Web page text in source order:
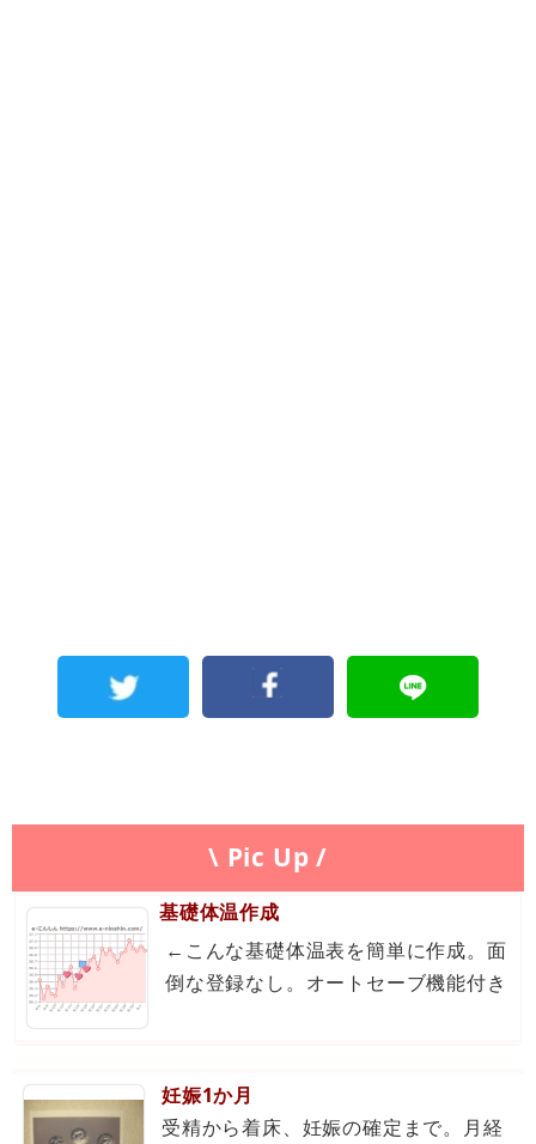
\ Pic Up /
基礎体温作成
←こんな基礎体温表を簡単に作成。面
倒な登録なし。オートセーブ機能付き
妊娠1か月
受精から着床、妊娠の確定まで。月経